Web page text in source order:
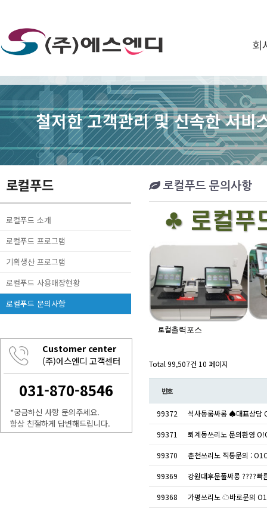
회
철저한 고객관리 및 신속한 서비
로컬푸드
로컬푸드 소개
로컬푸드 프로그램
기획생산 프로그램
로컬푸드 사용매장현황
로컬푸드 문의사항
Customer center
(주)에스엔디 고객센터
031-870-8546
*궁금하신 사항 문의주세요.
항상 친절하게 답변해드립니다.
로컬푸드 문의사항
로컬출력포스
Total 99,507건 10 페이지
번호
99372 석사동룸싸롱 ♠대표상담
99371 퇴계동쓰리노 문의환영
99370 춘천쓰리노 직통문의 :
99369 강원대후문풀싸롱 ????
99368 가평쓰리노 ☁바로문의